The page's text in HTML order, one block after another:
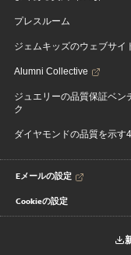
プレスルーム
ジェムキッズのウェブサイ
Alumni Collective
ジュエリーの品質保証ベン
ク
ダイヤモンドの品質を示す
Eメールの設定
Cookieの設定